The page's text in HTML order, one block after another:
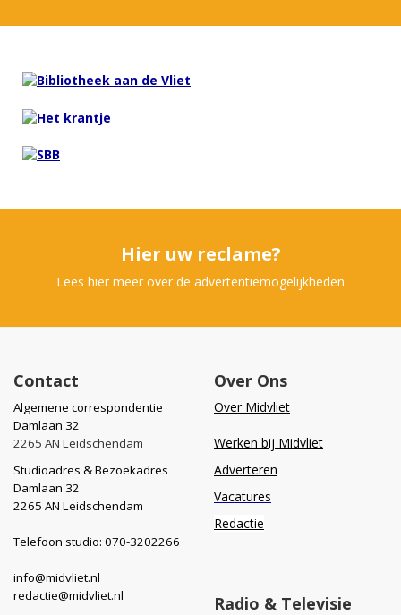
Hier uw reclame?
Lees hier meer over de advertentiemogelijkheden
Contact
Algemene correspondentie
Damlaan 32
2265 AN Leidschendam
Studioadres & Bezoekadres
Damlaan 32
2265 AN Leidschendam
Telefoon studio: 070-3202266
info@midvliet.nl
redactie@midvliet.nl
Over Ons
Over Midvliet
Werken bij Midvliet
Adverteren
Vacatures
Redactie
Radio & Televisie